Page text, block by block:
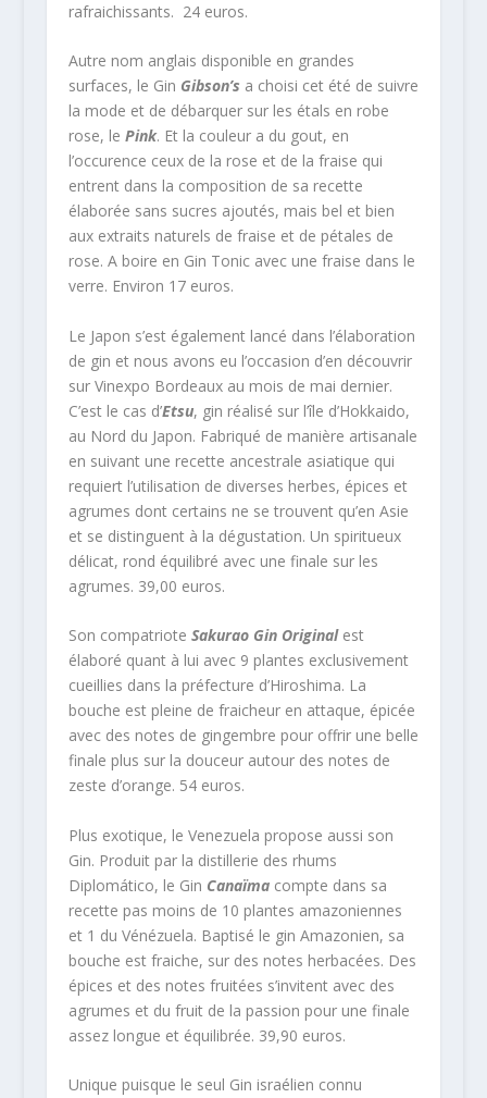
rafraichissants. 24 euros.
Autre nom anglais disponible en grandes
surfaces, le Gin Gibson’s a choisi cet été de suivre
la mode et de débarquer sur les étals en robe
rose, le Pink. Et la couleur a du gout, en
l’occurence ceux de la rose et de la fraise qui
entrent dans la composition de sa recette
élaborée sans sucres ajoutés, mais bel et bien
aux extraits naturels de fraise et de pétales de
rose. A boire en Gin Tonic avec une fraise dans le
verre. Environ 17 euros.
Le Japon s’est également lancé dans l’élaboration
de gin et nous avons eu l’occasion d’en découvrir
sur Vinexpo Bordeaux au mois de mai dernier.
C’est le cas d’Etsu, gin réalisé sur l’île d’Hokkaido,
au Nord du Japon. Fabriqué de manière artisanale
en suivant une recette ancestrale asiatique qui
requiert l’utilisation de diverses herbes, épices et
agrumes dont certains ne se trouvent qu’en Asie
et se distinguent à la dégustation. Un spiritueux
délicat, rond équilibré avec une finale sur les
agrumes. 39,00 euros.
Son compatriote Sakurao Gin Originalest
élaboré quant à lui avec 9 plantes exclusivement
cueillies dans la préfecture d’Hiroshima. La
bouche est pleine de fraicheur en attaque, épicée
avec des notes de gingembre pour offrir une belle
finale plus sur la douceur autour des notes de
zeste d’orange. 54 euros.
Plus exotique, le Venezuela propose aussi son
Gin. Produit par la distillerie des rhums
Diplomático, le Gin Canaïmacompte dans sa
recette pas moins de 10 plantes amazoniennes
et 1 du Vénézuela. Baptisé le gin Amazonien, sa
bouche est fraiche, sur des notes herbacées. Des
épices et des notes fruitées s’invitent avec des
agrumes et du fruit de la passion pour une finale
assez longue et équilibrée. 39,90 euros.
Unique puisque le seul Gin israélien connu